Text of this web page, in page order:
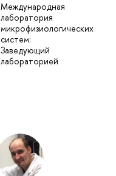
Mеждународная
лаборатория
микрофизиологических
систем:
Заведующий
лабораторией